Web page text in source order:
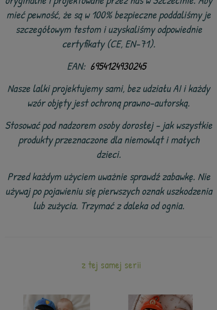
mieć pewność, że są w 100% bezpieczne poddaliśmy je
szczegółowym testom i uzyskaliśmy odpowiednie
certyfikaty (CE, EN-71).
EAN: 6954124930245
Nasze lalki projektujemy sami, bez udziału AI i każdy
wzór objęty jest ochroną prawno-autorską.
Stosować pod nadzorem osoby dorosłej - jak wszystkie
produkty przeznaczone dla niemowląt i małych
dzieci.
Przed każdym użyciem uważnie sprawdź zabawkę. Nie
używaj po pojawieniu się pierwszych oznak uszkodzenia
lub zużycia. Trzymać z daleka od ognia.
z tej samej serii